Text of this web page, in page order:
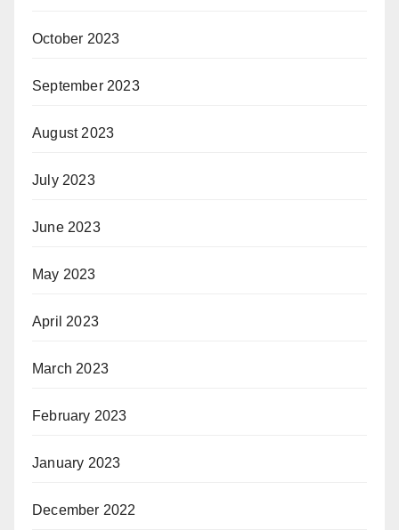
October 2023
September 2023
August 2023
July 2023
June 2023
May 2023
April 2023
March 2023
February 2023
January 2023
December 2022